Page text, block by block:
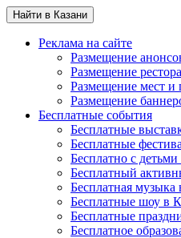
Найти в Казани
Реклама на сайте
Размещение
Размещение
Размещение мест и
Размещение
Бесплатные события
Бесплатные
Бесплатные
Бесплатно с
Бесплатный
Бесплатная музыка
Бесплатные шоу в
Бесплатные
Бесплатное